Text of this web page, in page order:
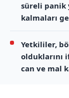
süreli panik
kalmaları
Yetkililer,
olduklarını
can ve mal